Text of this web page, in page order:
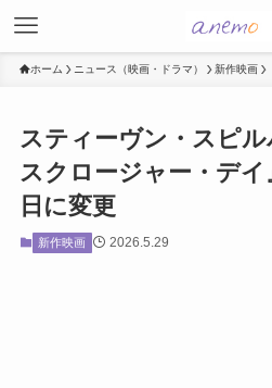
ホーム ニュース（映画・ドラマ） 新作映画
スティーヴン・スピ
スクロージャー・デイ
日に変更
新作映画 2026.5.29